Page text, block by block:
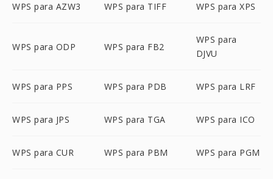
WPS para AZW3 WPS para TIFF WPS para XPS
WPS para ODP WPS para FB2
WPS para
DJVU
WPS para PPS WPS para PDB WPS para LRF
WPS para JPS WPS para TGA WPS para ICO
WPS para CUR WPS para PBM WPS para PGM